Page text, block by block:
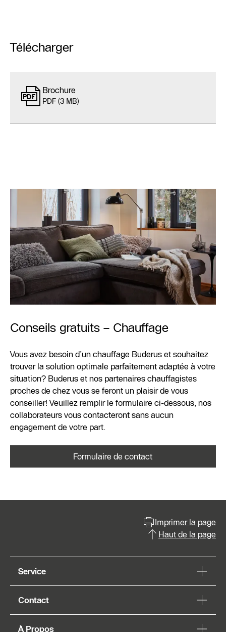
Télécharger
Brochure
PDF (3 MB)
Conseils gratuits – Chauffage
Vous avez besoin d’un chauffage Buderus et souhaitez
trouver la solution optimale parfaitement adaptée à votre
situation? Buderus et nos partenaires chauffagistes
proches de chez vous se feront un plaisir de vous
conseiller! Veuillez remplir le formulaire ci-dessous, nos
collaborateurs vous contacteront sans aucun
engagement de votre part.
Formulaire de contact
Imprimer la page
Haut de la page
Service
Contact
À Propos